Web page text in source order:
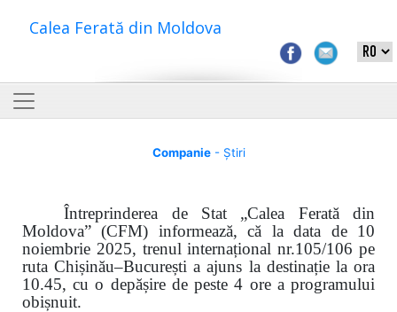
Calea Ferată din Moldova
Companie- Știri
Întreprinderea de Stat „Calea Ferată din
Moldova” (CFM) informează, că la data de 10
noiembrie 2025, trenul internațional nr.105/106 pe
ruta Chișinău–București a ajuns la destinație la ora
10.45, cu o depășire de peste 4 ore a programului
obișnuit.